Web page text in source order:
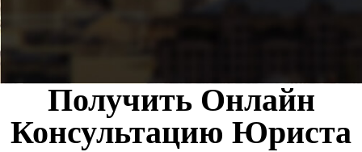
Получить Онлайн
Консультацию Юриста